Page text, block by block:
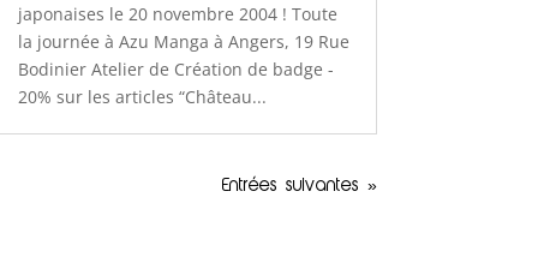
japonaises le 20 novembre 2004 ! Toute
la journée à Azu Manga à Angers, 19 Rue
Bodinier Atelier de Création de badge -
20% sur les articles “Château...
Entrées suivantes »